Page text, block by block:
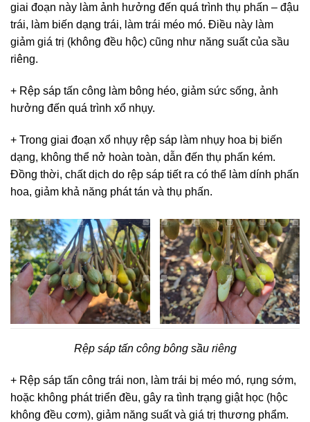
giai đoạn này làm ảnh hưởng đến quá trình thụ phấn – đậu
trái, làm biến dạng trái, làm trái méo mó. Điều này làm
giảm giá trị (không đều hộc) cũng như năng suất của sầu
riêng.
+ Rệp sáp tấn công làm bông héo, giảm sức sống, ảnh
hưởng đến quá trình xổ nhụy.
+ Trong giai đoạn xổ nhụy rệp sáp làm nhụy hoa bị biến
dạng, không thể nở hoàn toàn, dẫn đến thụ phấn kém.
Đồng thời, chất dịch do rệp sáp tiết ra có thể làm dính phấn
hoa, giảm khả năng phát tán và thụ phấn.
Rệp sáp tấn công bông sầu riêng
+ Rệp sáp tấn công trái non, làm trái bị méo mó, rụng sớm,
hoặc không phát triển đều, gây ra tình trạng giật học (hộc
không đều cơm), giảm năng suất và giá trị thương phẩm.